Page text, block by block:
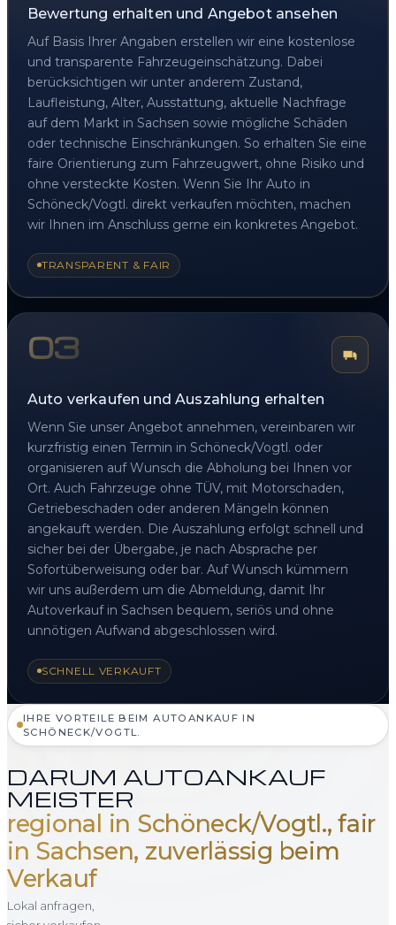
Bewertung erhalten und Angebot ansehen
Auf Basis Ihrer Angaben erstellen wir eine kostenlose
und transparente Fahrzeugeinschätzung. Dabei
berücksichtigen wir unter anderem Zustand,
Laufleistung, Alter, Ausstattung, aktuelle Nachfrage
auf dem Markt in Sachsen sowie mögliche Schäden
oder technische Einschränkungen. So erhalten Sie eine
faire Orientierung zum Fahrzeugwert, ohne Risiko und
ohne versteckte Kosten. Wenn Sie Ihr Auto in
Schöneck/Vogtl. direkt verkaufen möchten, machen
wir Ihnen im Anschluss gerne ein konkretes Angebot.
TRANSPARENT & FAIR
03
Auto verkaufen und Auszahlung erhalten
Wenn Sie unser Angebot annehmen, vereinbaren wir
kurzfristig einen Termin in Schöneck/Vogtl. oder
organisieren auf Wunsch die Abholung bei Ihnen vor
Ort. Auch Fahrzeuge ohne TÜV, mit Motorschaden,
Getriebeschaden oder anderen Mängeln können
angekauft werden. Die Auszahlung erfolgt schnell und
sicher bei der Übergabe, je nach Absprache per
Sofortüberweisung oder bar. Auf Wunsch kümmern
wir uns außerdem um die Abmeldung, damit Ihr
Autoverkauf in Sachsen bequem, seriös und ohne
unnötigen Aufwand abgeschlossen wird.
SCHNELL VERKAUFT
IHRE VORTEILE BEIM AUTOANKAUF IN
SCHÖNECK/VOGTL.
DARUM AUTOANKAUF
MEISTER
regional in Schöneck/Vogtl., fair
in Sachsen, zuverlässig beim
Verkauf
Lokal anfragen,